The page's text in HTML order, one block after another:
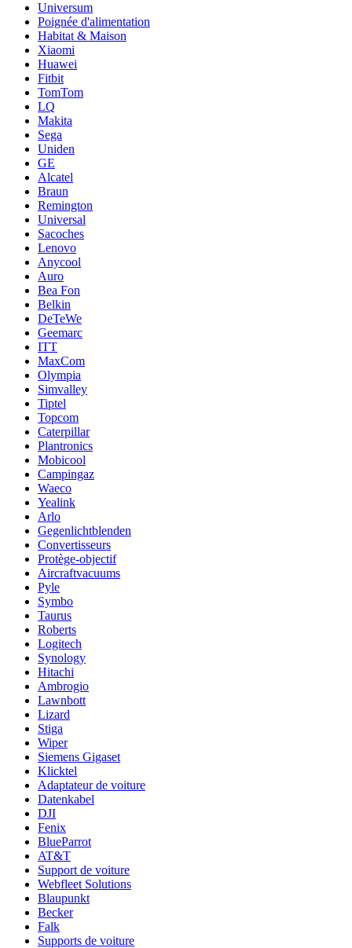
Universum
Poignée d'alimentation
Habitat & Maison
Xiaomi
Huawei
Fitbit
TomTom
LQ
Makita
Sega
Uniden
GE
Alcatel
Braun
Remington
Universal
Sacoches
Lenovo
Anycool
Auro
Bea Fon
Belkin
DeTeWe
Geemarc
ITT
MaxCom
Olympia
Simvalley
Tiptel
Topcom
Caterpillar
Plantronics
Mobicool
Campingaz
Waeco
Yealink
Arlo
Gegenlichtblenden
Convertisseurs
Protège-objectif
Aircraftvacuums
Pyle
Symbo
Taurus
Roberts
Logitech
Synology
Hitachi
Ambrogio
Lawnbott
Lizard
Stiga
Wiper
Siemens Gigaset
Klicktel
Adaptateur de voiture
Datenkabel
DJI
Fenix
BlueParrot
AT&T
Support de voiture
Webfleet Solutions
Blaupunkt
Becker
Falk
Supports de voiture